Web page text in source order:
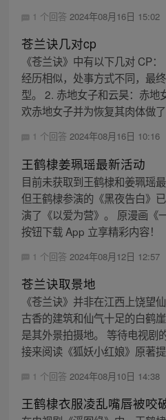
1 个回答 2024年08月16日 15:02
苍兰诀几对cp
《苍兰诀》中有以下几对 CP
经历相似，处事方式不同，最
型。 2. 赤地女子和云昊：赤地
欢赤地女子并为恢复其肉体做
1 个回答 2024年08月16日 10:16
王鹤棣姜珮瑶最新活动
目前未获取到王鹤棣和姜珮瑶
但王鹤棣参演的《黑夜告白》
演了《以爱为营》。 原漫画《
按钮下载 App 立享精彩内容！
1 个回答 2024年08月12日 12:57
苍兰诀取景地
《苍兰诀》并非在江西上饶望
古香的建筑和仙气十足的白鹤
是其外景拍摄地。 等待电视剧
接来阅读《狐妖小红娘》原著
1 个回答 2024年08月10日 14:38
王鹤棣衣服凌乱嘴唇被咬